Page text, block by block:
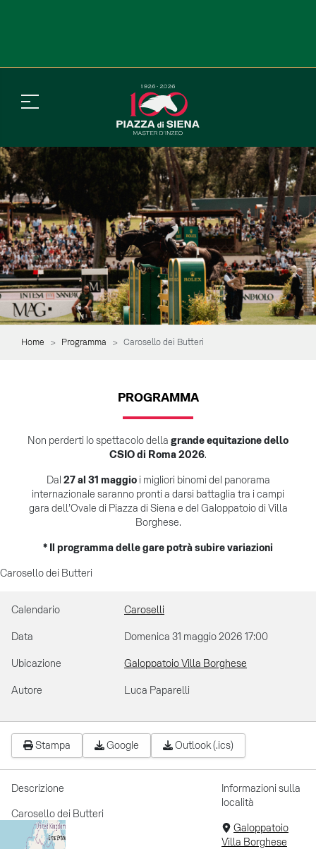
Home Programma Carosello dei Butteri
PROGRAMMA
Non perderti lo spettacolo della grande equitazione dello
CSIO di Roma 2026.
Dal 27 al 31 maggioi migliori binomi del panorama
internazionale saranno pronti a darsi battaglia tra i campi
gara dell’Ovale di Piazza di Siena e del Galoppatoio di Villa
Borghese.
* Il programma delle gare potrà subire variazioni
Carosello dei Butteri
Calendario Caroselli
Data Domenica 31 maggio 2026 17:00
Ubicazione Galoppatoio Villa Borghese
Autore Luca Paparelli
Stampa Google Outlook (.ics)
Descrizione
Carosello dei Butteri
Informazioni sulla
località
Galoppatoio
Villa Borghese